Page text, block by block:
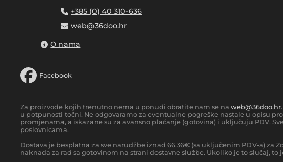
+385 (0) 40 310-636
web@36doo.hr
O nama
Facebook
Za proizvode kojih trenutno nema u ponudi obratite nam se na web@36doo.hr
u potpunosti točni. Ne odgovaramo za eventualne pogreške nastale u opisu
promjenama, a iskazane su za avansno plaćanje (gotovina) i uključuju PDV.
poslovnicama.
Dostava je besplatna za sve narudžbe iznad 66.36€ (sa uključenim PDV-a) za
naknada za rad sa gotovinom na strani dostavne službe. Ukoliko je to slučaj, to